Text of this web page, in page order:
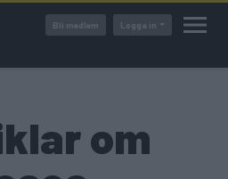
Bli medlem Logga in
om